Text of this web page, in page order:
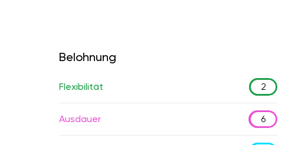
Belohnung
Flexibilität 2
Ausdauer 6